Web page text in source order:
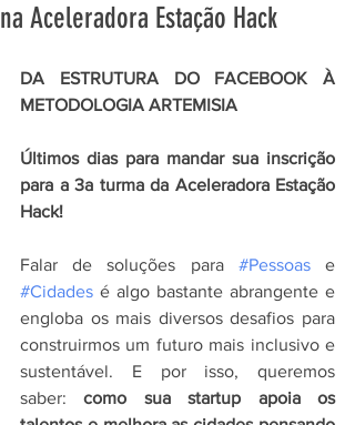
na Aceleradora Estação Hack
DA ESTRUTURA DO FACEBOOK À
METODOLOGIA ARTEMISIA
Últimos dias para mandar sua inscrição
para a 3a turma da Aceleradora Estação
Hack!
Falar de soluções para #Pessoas
#Cidades é algo bastante abrangente e
engloba os mais diversos desafios para
construirmos um futuro mais inclusivo e
sustentável. E por isso, queremos
saber: como sua startup apoia os